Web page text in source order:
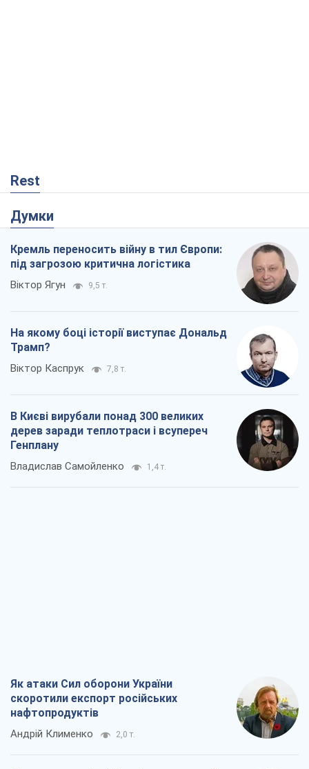
Rest
Думки
Кремль переносить війну в тил Європи:
під загрозою критична логістика
Віктор Ягун 9,5 т.
На якому боці історії виступає Дональд
Трамп?
Віктор Каспрук 7,8 т.
В Києві вирубали понад 300 великих
дерев заради теплотраси і всупереч
Генплану
Владислав Самойленко 1,4 т.
Як атаки Сил оборони України
скоротили експорт російських
нафтопродуктів
Андрій Клименко 2,0 т.